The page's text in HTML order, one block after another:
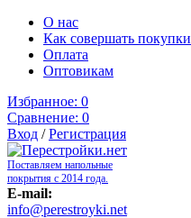
О нас
Как совершать покупки
Оплата
Оптовикам
Избранное: 0
Сравнение: 0
Вход /Регистрация
Поставляем напольные
покрытия с 2014 года.
E-mail:
info@perestroyki.net